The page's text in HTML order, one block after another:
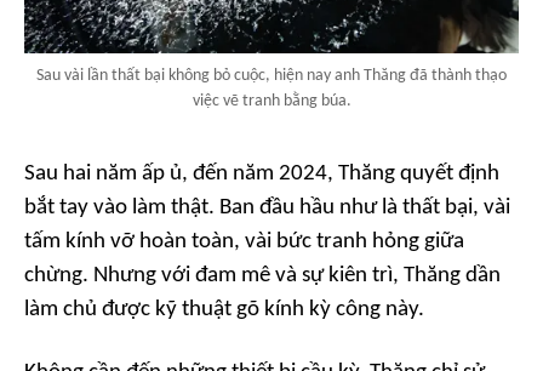
Sau vài lần thất bại không bỏ cuộc, hiện nay anh Thăng đã thành thạo
việc vẽ tranh bằng búa.
Sau hai năm ấp ủ, đến năm 2024, Thăng quyết định
bắt tay vào làm thật. Ban đầu hầu như là thất bại, vài
tấm kính vỡ hoàn toàn, vài bức tranh hỏng giữa
chừng. Nhưng với đam mê và sự kiên trì, Thăng dần
làm chủ được kỹ thuật gõ kính kỳ công này.